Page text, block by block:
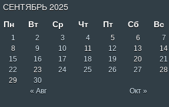
СЕНТЯБРЬ 2025
Пн
Вт Ср Чт Пт Сб Вс
« Авг Окт »
1 2 3 4 5 6
7
8
9 10 11 12 13
14
15
16 17 18 19 20
21
22
23 24 25 26 27
28
29
30